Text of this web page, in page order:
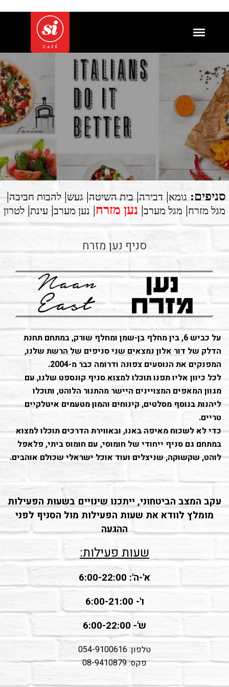
סניפים: גומא| דבירה|בית השיטה|געש|להבות חביבה|
מגל מזרח| מגל מערב| נען מזרח| נען מערב| עינת| לטרון
סניף נען מזרח
על כביש 6, בין מחלף בן-שמן ומחלף שורק, במתחם תחנת
הדלק של דור אלון נמצאים שני סניפים של הרשת שלנו,
המפנקים את הנוסעים צפונה ודרומה כבר מ-2004.
לכל כיוון אליו תפנו תוכלו למצוא סניף קונספט שלנו, עם
מגוון המאפים המצויינים היישר מהתנור הלוהט, ותוכלו
ליהנות בנוסף מסלטים, קינוחים והמון מטעמים איטלקיים
טריים.
כדי לא לשכוח מאיפה באנו, ובאווירת הדרכים תוכלו למצוא
במתחם גם סניף ייחודי של חומוסי, עם חומוס ביתי, פלאפל
לוהט, שקשוקה, שניצלים ועוד אוכל ישראלי שכולם אוהבים.
עקב המצב הביטחוני, ייתכנו שינויים בשעות הפעילות
מומלץ לוודא את שעות הפעילות מול הסניף לפני
ההגעה
שעות פעילות:
א'-ה': 6:00-22:00
ו'- 6:00-21:00
ש'- 6:00-22:00
טלפון:054-9100616
פקס: 08-9410879